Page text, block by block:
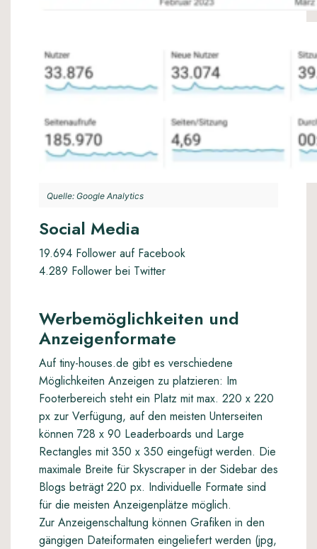
Quelle: Google Analytics
Social Media
19.694 Follower auf Facebook
4.289 Follower bei Twitter
Werbemöglichkeiten und
Anzeigenformate
Auf tiny-houses.de gibt es verschiedene
Möglichkeiten Anzeigen zu platzieren: Im
Footerbereich steht ein Platz mit max. 220 x 220
px zur Verfügung, auf den meisten Unterseiten
können 728 x 90 Leaderboards und Large
Rectangles mit 350 x 350 eingefügt werden. Die
maximale Breite für Skyscraper in der Sidebar des
Blogs beträgt 220 px. Individuelle Formate sind
für die meisten Anzeigenplätze möglich.
Zur Anzeigenschaltung können Grafiken in den
gängigen Dateiformaten eingeliefert werden (jpg,